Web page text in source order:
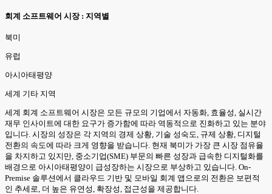
회계 소프트웨어 시장 : 지역별
북미
유럽
아시아태평양
세계 기타 지역
세계 회계 소프트웨어 시장은 모든 규모의 기업에서 자동화, 효율성, 실시간
재무 인사이트에 대한 요구가 증가함에 따라 역동적으로 진화하고 있는 분야
입니다. 시장의 성장은 각 지역의 경제 상황, 기술 성숙도, 규제 상황, 디지털
전환의 속도에 따라 크게 영향을 받습니다. 현재 북미가 가장 큰 시장 점유율
을 차지하고 있지만, 중소기업(SME) 부문의 빠른 성장과 급속한 디지털화를
배경으로 아시아태평양이 급성장하는 시장으로 부상하고 있습니다. On-
Premise 솔루션에서 클라우드 기반 및 모바일 회계 앱으로의 전환은 보편적
인 추세로, 더 높은 유연성, 확장성, 접근성을 제공합니다.